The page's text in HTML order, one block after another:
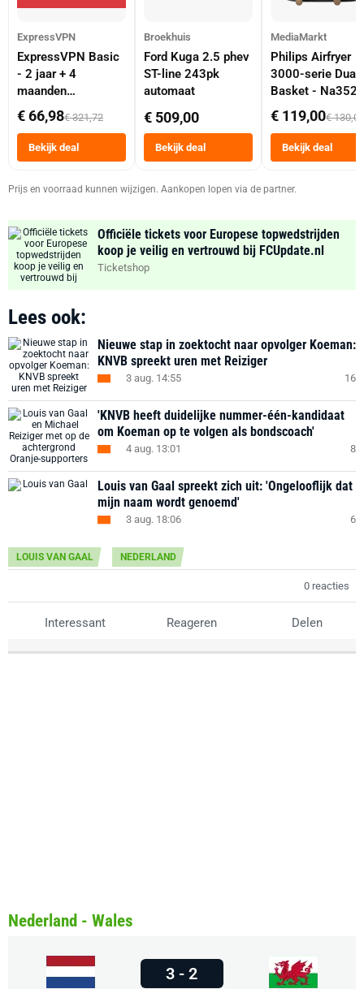
ExpressVPN
ExpressVPN Basic
- 2 jaar + 4
maanden
abonnement
€ 66,98€ 321,72
Bekijk deal
Broekhuis
Ford Kuga 2.5 phev
ST-line 243pk
automaat
€ 509,00
Bekijk deal
MediaMarkt
Philips Airfryer
3000-serie Dual
Basket -
Dubbele Mand 9
Tot 6 Personen
Heteluchtfriteuse
Zwart
€ 119,00€ 130,00
Bekijk deal
Prijs en voorraad kunnen wijzigen. Aankopen lopen via de partner.
Officiële tickets voor Europese topwedstrijden
koop je veilig en vertrouwd bij FCUpdate.nl
Ticketshop
Lees ook:
Nieuwe stap in zoektocht naar opvolger Koeman:
KNVB spreekt uren met Reiziger
3 aug. 14:55 16
'KNVB heeft duidelijke nummer-één-kandidaat
om Koeman op te volgen als bondscoach'
4 aug. 13:01 8
Louis van Gaal spreekt zich uit: 'Ongelooflijk dat
mijn naam wordt genoemd'
3 aug. 18:06 6
LOUIS VAN GAAL NEDERLAND
0 reacties
Interessant Reageren Delen
Nederland - Wales
3 - 2